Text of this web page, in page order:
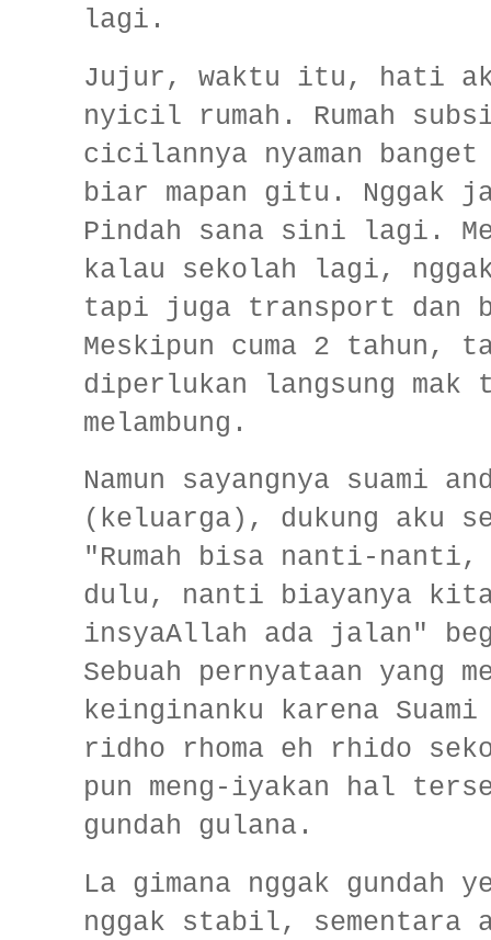
lagi.
Jujur, waktu itu, hati
nyicil rumah. Rumah
cicilannya nyaman
biar mapan gitu.
Pindah sana sini lagi.
kalau sekolah lagi,
tapi juga transport dan
Meskipun cuma 2 tahun,
diperlukan langsung
melambung.
Namun sayangnya suami
(keluarga), dukung aku
"Rumah bisa nanti-
dulu, nanti biayanya kita
insyaAllah ada jalan"
Sebuah pernyataan yang
keinginanku karena
ridho rhoma eh rhido
pun meng-iyakan hal
gundah gulana.
La gimana nggak gundah
nggak stabil, sementara